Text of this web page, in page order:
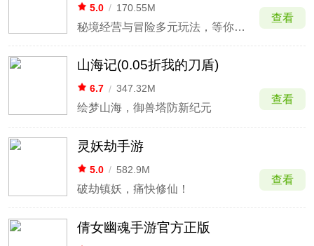
5.0 / 170.55M
秘境经营与冒险多元玩法，等你来探索
查看
山海记(0.05折我的刀盾)
6.7 / 347.32M
绘梦山海，御兽塔防新纪元
查看
灵妖劫手游
5.0 / 582.9M
破劫镇妖，痛快修仙！
查看
倩女幽魂手游官方正版